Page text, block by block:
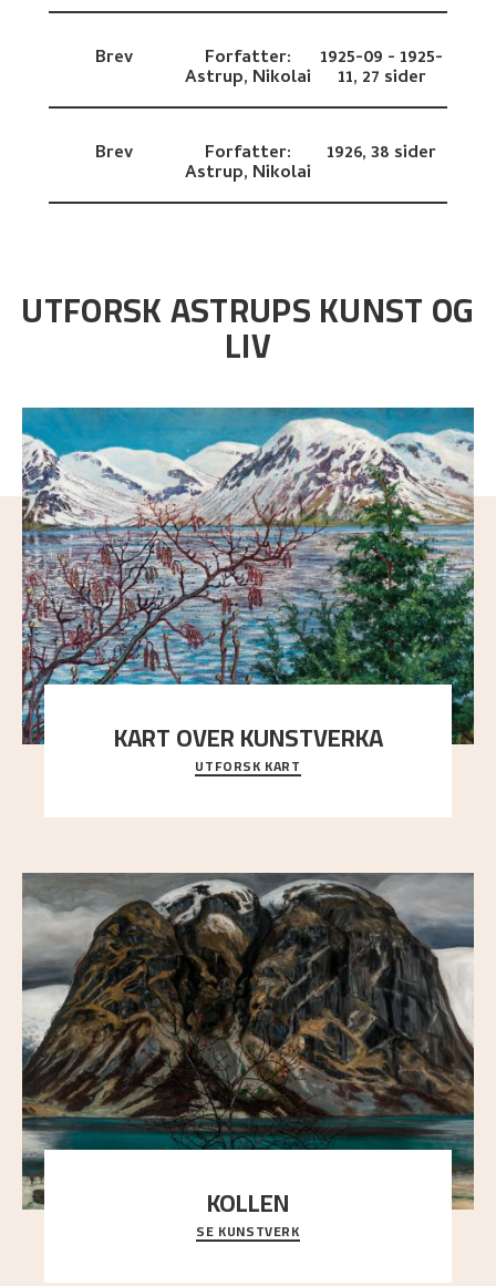
Brev Forfatter:
Astrup, Nikolai
1925-09 - 1925-
11, 27 sider
Brev Forfatter:
Astrup, Nikolai
1926,38 sider
UTFORSK ASTRUPS KUNST OG
LIV
KART OVER KUNSTVERKA
Utforsk stedene og utsiktene i Astrups malerier
UTFORSK KART
KOLLEN
Et ruvende fjell dominerer bildeflaten, og står i
sterk kontrast til det spinkle rognetreet ute
SE KUNSTVERK